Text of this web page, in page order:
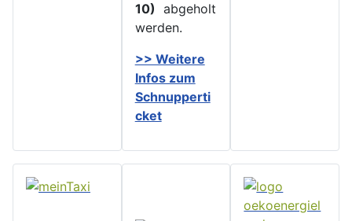
10) abgeholt
werden.
>> Weitere
Infos zum
Schnupperti
cket